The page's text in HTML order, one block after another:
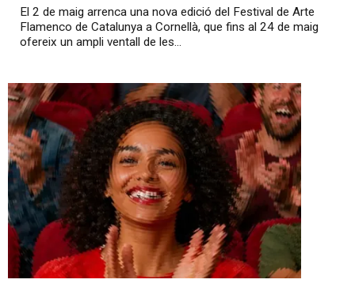
El 2 de maig arrenca una nova edició del Festival de Arte
Flamenco de Catalunya a Cornellà, que fins al 24 de maig
ofereix un ampli ventall de les...